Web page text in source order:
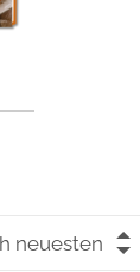
neuesten